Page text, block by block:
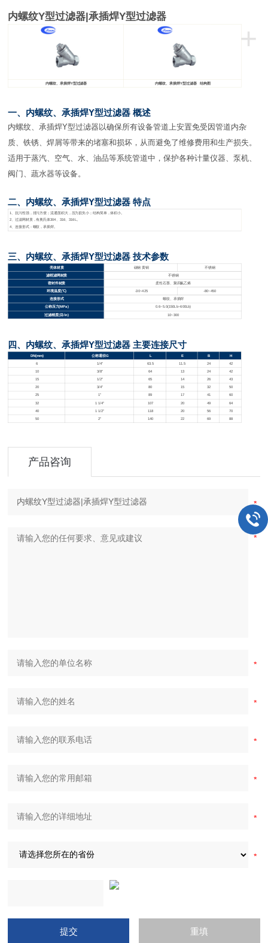
内螺纹Y型过滤器|承插焊Y型过滤器
+
内螺纹、承插焊Y型过滤器 内螺纹、承插焊Y型过滤器 结构图
一、内螺纹、承插焊Y型过滤器 概述
内螺纹、承插焊Y型过滤器以确保所有设备管道上安置免受因管道内杂
质、铁锈、焊屑等带来的堵塞和损坏，从而避免了维修费用和生产损失。
适用于蒸汽、空气、水、油品等系统管道中，保护各种计量仪器、泵机、
阀门、蔬水器等设备。
二、内螺纹、承插焊Y型过滤器 特点
1
、抗污性强，排污方便；流通面积大，压力损失小；结构简单，体积小。
2、过滤网材质，有奥氏体304、316、316L。
4、连接形式：螺纹，承插焊。
三、内螺纹、承插焊Y型过滤器 技术参数
壳体材质 碳钢 黄铜 不锈钢
滤框滤网材质 不锈钢
密封件材质
柔性石墨、聚四氟乙烯
环境温度(℃)
-30~425 -80~450
连接形式
螺纹、承插焊
公称压力(MPa)
0.6~5.0(150Lb~600Lb)
过滤精度(目/in) 10~300
四、内螺纹、承插焊Y型过滤器 主要连接尺寸
DN(mm) 公称通径G L E B H
6 1/4" 63.5 11.5 24
42
10
3/8" 64 13 24 42
15 1/2" 65 14 26 43
20 3/4" 80 15 32
50
25
1" 89 17 41 60
32 1 1/4" 107 20 49
64
40
1 1/2" 118 20 56 70
50 2" 140 22 69 88
产品咨询